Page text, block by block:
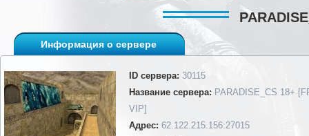
Информация о сервере
ID сервера: 30115
Название сервера: PARADISE_CS 18+
VIP]
Адрес: 62.122.215.156:27015